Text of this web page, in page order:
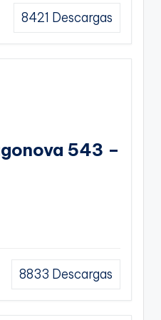
8421 Descargas
543 –
8833 Descargas